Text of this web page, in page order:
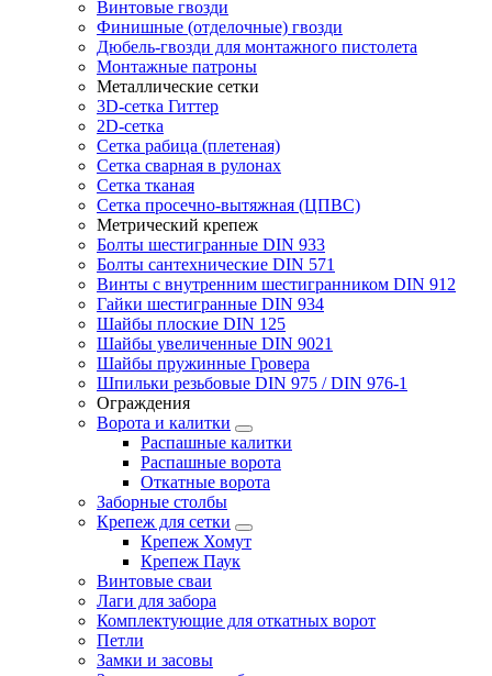
Винтовые гвозди
Финишные (отделочные) гвозди
Дюбель-гвозди для монтажного пистолета
Монтажные патроны
Металлические сетки
3D-сетка Гиттер
2D-сетка
Сетка рабица (плетеная)
Сетка сварная в рулонах
Сетка тканая
Сетка просечно-вытяжная (ЦПВС)
Метрический крепеж
Болты шестигранные DIN 933
Болты сантехнические DIN 571
Винты с внутренним шестигранником DIN 912
Гайки шестигранные DIN 934
Шайбы плоские DIN 125
Шайбы увеличенные DIN 9021
Шайбы пружинные Гровера
Шпильки резьбовые DIN 975 / DIN 976-1
Ограждения
Ворота и калитки
Распашные калитки
Распашные ворота
Откатные ворота
Заборные столбы
Крепеж для сетки
Крепеж Хомут
Крепеж Паук
Винтовые сваи
Лаги для забора
Комплектующие для откатных ворот
Петли
Замки и засовы